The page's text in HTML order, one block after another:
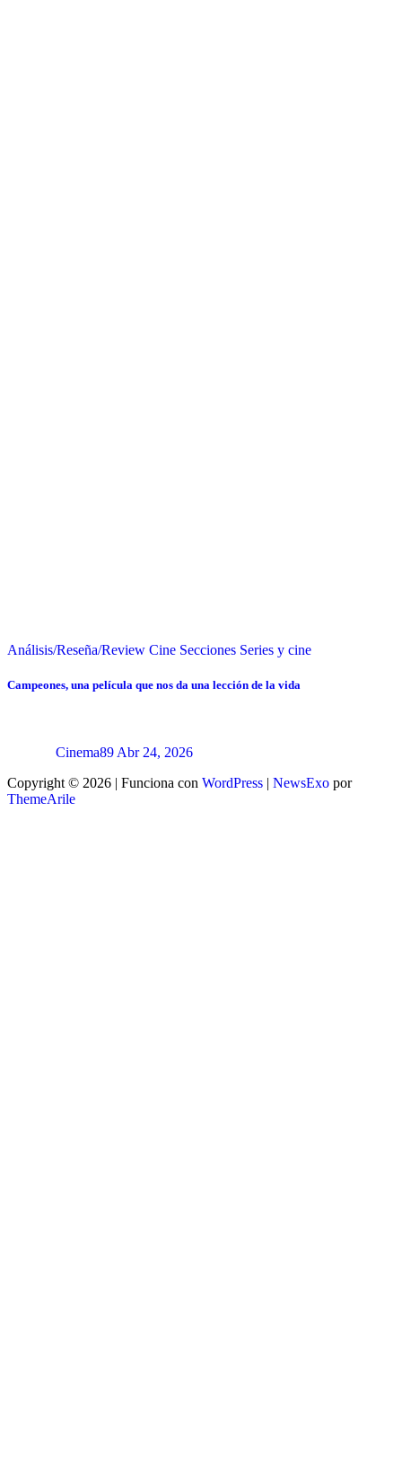
Análisis/Reseña/Review Cine Secciones Series y cine
Campeones, una película que nos da una lección de la vida
Cinema89 Abr 24, 2026
Copyright © 2026 | Funciona con WordPress | NewsExo por
ThemeArile